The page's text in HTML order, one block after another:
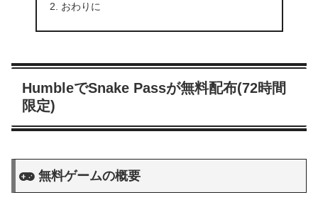
おわりに
HumbleでSnake Passが無料配布(72時間
限定)
無料ゲームの概要